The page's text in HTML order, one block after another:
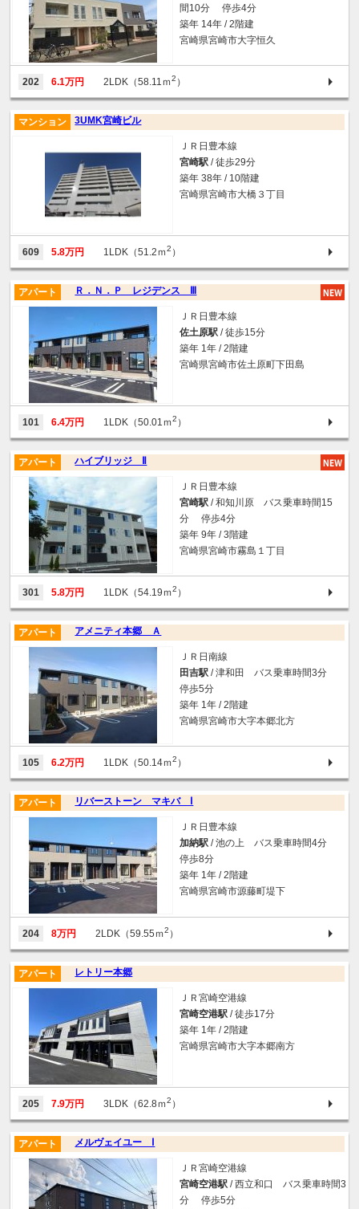
間10分 停歩4分
築年 14年 / 2階建
宮崎県宮崎市大字恒久
202 6.1万円 2LDK（58.11ｍ2 ）
3UMK宮崎ビル
マンション
ＪＲ日豊本線
宮崎駅 / 徒歩29分
築年 38年 / 10階建
宮崎県宮崎市大橋３丁目
609 5.8万円 1LDK（51.2ｍ2 ）
Ｒ．Ｎ．Ｐ レジデンス Ⅲ
アパート
ＪＲ日豊本線
佐土原駅 / 徒歩15分
築年 1年 / 2階建
宮崎県宮崎市佐土原町下田島
101 6.4万円 1LDK（50.01ｍ2 ）
ハイブリッジ Ⅱ
アパート
ＪＲ日豊本線
宮崎駅 / 和知川原 バス乗車時間15
分 停歩4分
築年 9年 / 3階建
宮崎県宮崎市霧島１丁目
301 5.8万円 1LDK（54.19ｍ2 ）
アメニティ本郷 Ａ
アパート
ＪＲ日南線
田吉駅 / 津和田 バス乗車時間3分
停歩5分
築年 1年 / 2階建
宮崎県宮崎市大字本郷北方
105 6.2万円 1LDK（50.14ｍ2 ）
リバーストーン マキバ Ⅰ
アパート
ＪＲ日豊本線
加納駅 / 池の上 バス乗車時間4分
停歩8分
築年 1年 / 2階建
宮崎県宮崎市源藤町堤下
204 8万円 2LDK（59.55ｍ2 ）
レトリー本郷
アパート
ＪＲ宮崎空港線
宮崎空港駅 / 徒歩17分
築年 1年 / 2階建
宮崎県宮崎市大字本郷南方
205 7.9万円 3LDK（62.8ｍ2 ）
メルヴェイユー Ⅰ
アパート
ＪＲ宮崎空港線
宮崎空港駅 / 西立和口 バス乗車時間3
分 停歩5分